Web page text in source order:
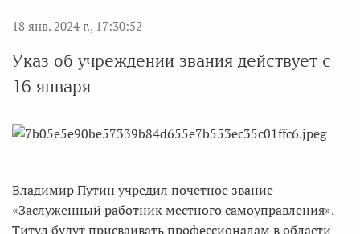
18 янв. 2024 г., 17:30:52
Указ об учреждении звания действует с
16 января
Владимир Путин учредил почетное звание
«Заслуженный работник местного самоуправления».
Титул будут присваивать профессионалам в области